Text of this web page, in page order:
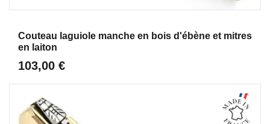
Couteau laguiole manche en bois d'ébène et mitres
en laiton
103,00 €